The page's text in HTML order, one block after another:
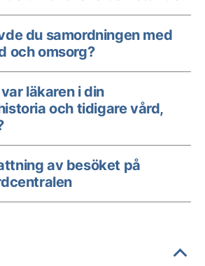
du samordningen med
och omsorg?
läkaren i din
och tidigare vård,
av besöket på